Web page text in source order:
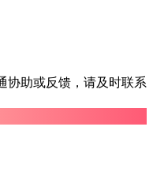
协助或反馈，请及时联系